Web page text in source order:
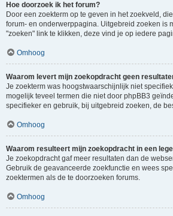
Hoe doorzoek ik het forum?
Door een zoekterm op te geven in het zoekveld,
forum- en onderwerppagina. Uitgebreid zoeken is
"zoeken" link te klikken, deze vind je op iedere
Omhoog
Waarom levert mijn zoekopdracht geen
Je zoekterm was hoogstwaarschijnlijk niet
mogelijk teveel termen die niet door phpBB3
specifieker en gebruik, bij uitgebreid zoeken, de
Omhoog
Waarom resulteert mijn zoekopdracht in een
Je zoekopdracht gaf meer resultaten dan de
Gebruik de geavanceerde zoekfunctie en wees
zoektermen als de te doorzoeken forums.
Omhoog